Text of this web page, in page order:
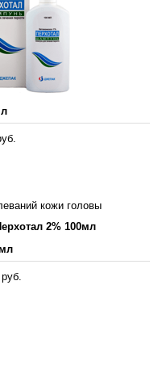
кожи головы